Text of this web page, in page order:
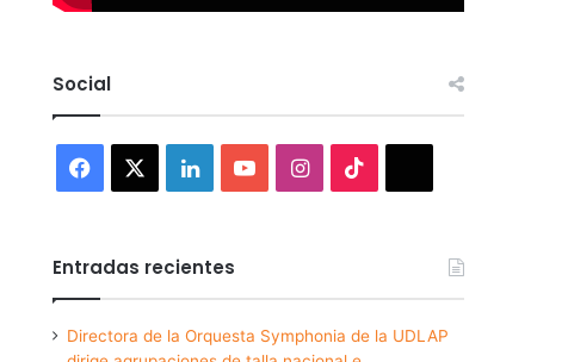
Social
Facebook LinkedInYouTubeInstagram
Entradas recientes
Directora de la Orquesta Symphonia de la UDLAP